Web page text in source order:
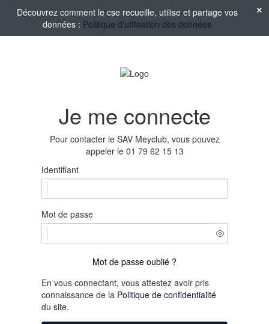
Découvrez comment le cse recueille, utilise et partage vos
données : Politique d'utilisation des données
Je me connecte
Pour contacter le SAV Meyclub, vous pouvez
appeler le 01 79 62 15 13
Identifiant
Mot de passe
Mot de passe oublié ?
En vous connectant, vous attestez avoir pris
connaissance de la Politique de confidentialité
du site.